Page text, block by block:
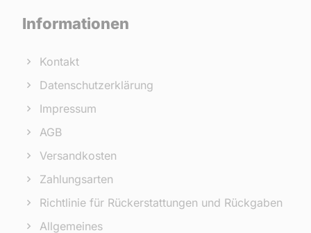
Informationen
Kontakt
Datenschutzerklärung
Impressum
AGB
Versandkosten
Zahlungsarten
Richtlinie für Rückerstattungen und Rückgaben
Allgemeines